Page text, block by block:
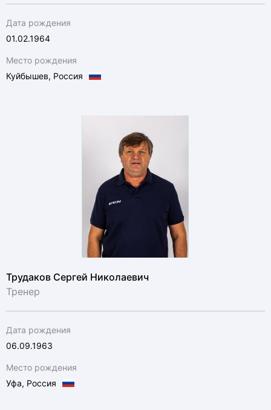
Дата рождения
01.02.1964
Место рождения
Куйбышев, Россия
Трудаков Сергей Николаевич
Тренер
Дата рождения
06.09.1963
Место рождения
Уфа, Россия